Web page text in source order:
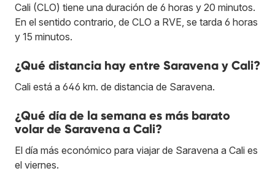
Cali (CLO) tiene una duración de 6 horas y 20 minutos.
En el sentido contrario, de CLO a RVE, se tarda 6 horas
y 15 minutos.
¿Qué distancia hay entre Saravena y Cali?
Cali está a 646 km. de distancia de Saravena.
¿Qué día de la semana es más barato
volar de Saravena a Cali?
El día más económico para viajar de Saravena a Cali es
el viernes.